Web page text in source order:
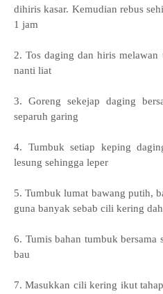
dihiris kasar. Kemudian rebus
1 jam
2. Tos daging dan hiris
nanti liat
3. Goreng sekejap daging
separuh garing
4. Tumbuk setiap keping
lesung sehingga leper
5. Tumbuk lumat bawang putih,
guna banyak sebab cili kering
6. Tumis bahan tumbuk
bau
7. Masukkan cili kering ikut